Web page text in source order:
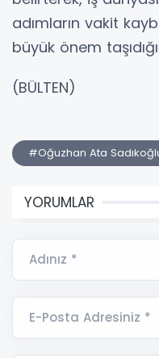
adımların vakit
büyük önem
(BÜLTEN)
#Oğuzhan Ata
YORUMLAR
Adınız *
E-Posta Adresiniz *